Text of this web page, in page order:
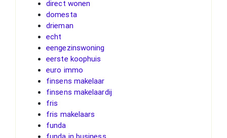
direct wonen
domesta
drieman
echt
eengezinswoning
eerste koophuis
euro immo
finsens makelaar
finsens makelaardij
fris
fris makelaars
funda